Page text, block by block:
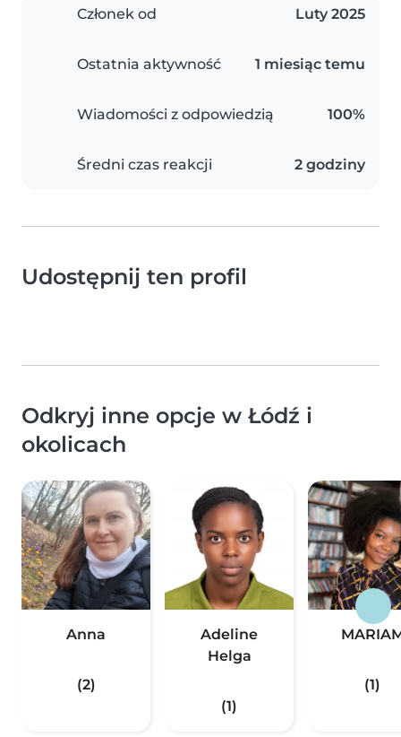
Członek od Luty 2025
Ostatnia aktywność 1 miesiąc temu
Wiadomości z odpowiedzią 100%
Średni czas reakcji 2 godziny
Udostępnij ten profil
Odkryj inne opcje w Łódź i
okolicach
Anna
(2)
Adeline
Helga
(1)
(1)